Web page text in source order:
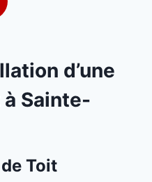
d’une
Sainte-
Toit